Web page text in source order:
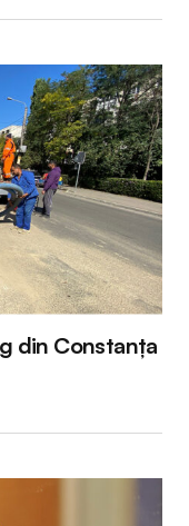
din Constanța